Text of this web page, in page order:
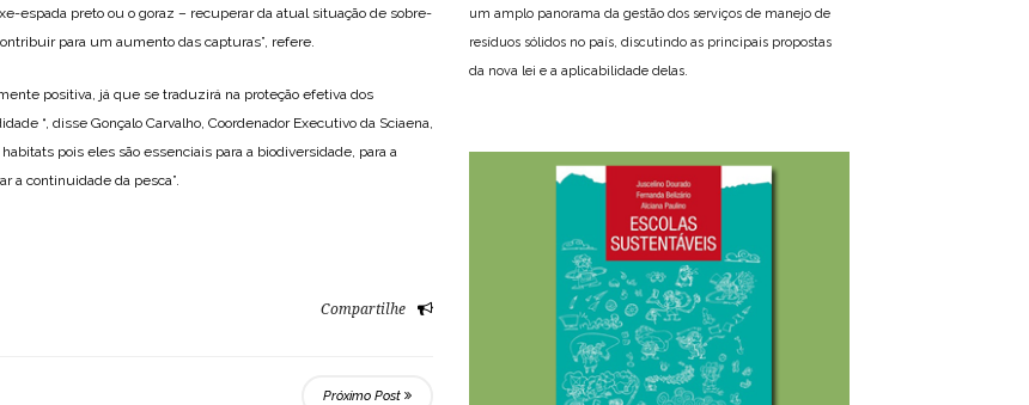
espada preto ou o goraz – recuperar da atual situação de sobre-
para um aumento das capturas”, refere.
positiva, já que se traduzirá na proteção efetiva dos
“, disse Gonçalo Carvalho, Coordenador Executivo da Sciaena,
pois eles são essenciais para a biodiversidade, para a
a continuidade da pesca”.
Compartilhe
Próximo Post
um amplo panorama da gestão dos serviços de manejo de
resíduos sólidos no país, discutindo as principais propostas
da nova lei e a aplicabilidade delas.